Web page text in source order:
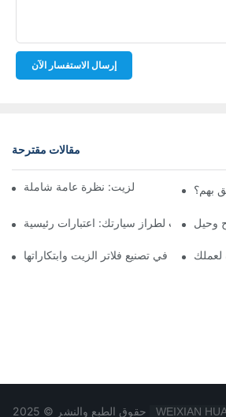
إرسال الاستفسار الآن
مقالات مقترحة
تصنيع فلاتر الزيت: نظرة عامة شاملةبهم؟
المناسب لطراز سيارتك: اعتبارات رئيسيةوحيل
الرائدة في تصنيع فلاتر الزيت وابتكاراتها
لعملك
WEIXIAN